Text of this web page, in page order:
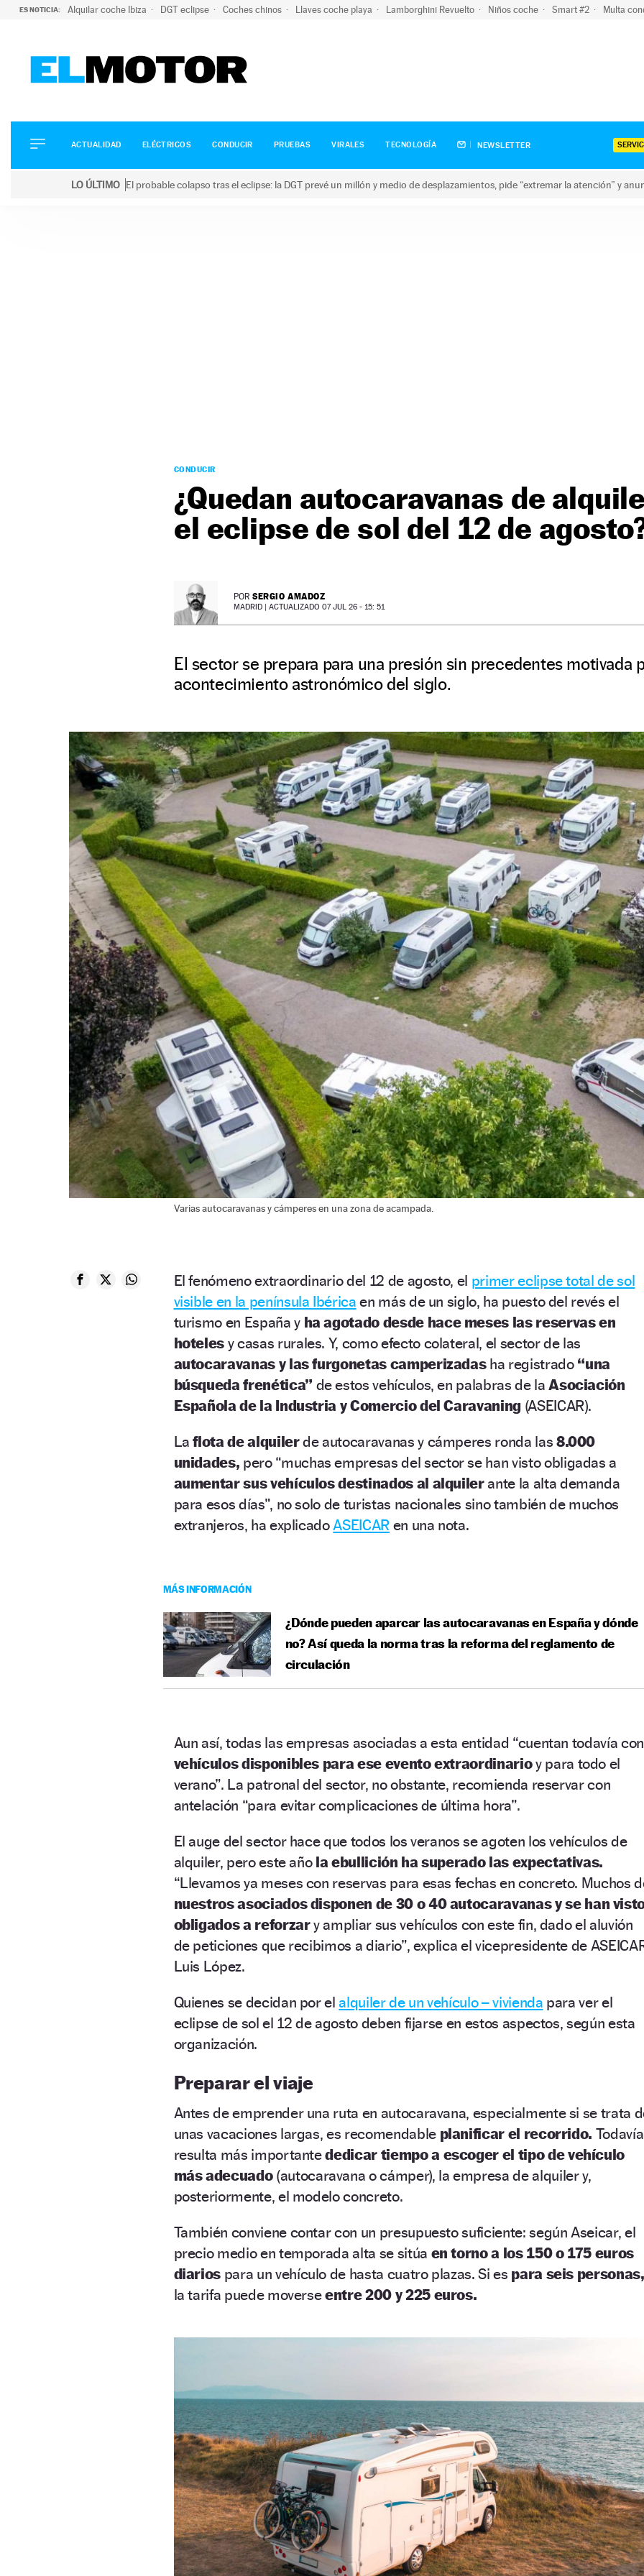
ES NOTICIA: Alquilar coche Ibiza DGT eclipse Coches chinos Llaves coche playa Lamborghini Revuelto Niños coche Smart #2 Multa
ELÉCTRICOS
CONDUCIR
ACTUALIDAD ELÉCTRICOS CONDUCIR PRUEBAS VIRALES TECNOLOGÍA NEWSLETTER
LO ÚLTIMO El probable colapso tras el eclipse: la DGT prevé un millón y medio de desplazamientos, pide “extremar la atención” y
CONDUCIR
¿Quedan autocaravanas de
el eclipse de sol del 12 de
POR SERGIO AMADOZ
MADRID | ACTUALIZADO 07 JUL 26 - 15: 51
El sector se prepara para una presión sin precedentes motivada
acontecimiento astronómico del siglo.
Varias autocaravanas y cámperes en una zona de acampada.
El fenómeno extraordinario del 12 de agosto, el primer eclipse total de sol
visible en la península Ibérica en más de un siglo, ha puesto del revés el
turismo en España yha agotado desde hace meses las reservas en
hoteles y casas rurales. Y, como efecto colateral, el sector de las
autocaravanas y las furgonetas camperizadasha registrado “una
búsqueda frenética” de estos vehículos, en palabras de laAsociación
Española de la Industria y Comercio del Caravaning (ASEICAR).
Laflota de alquilerde autocaravanas y cámperes ronda las 8.000
unidades, pero “muchas empresas del sector se han visto obligadas a
aumentar sus vehículos destinados al alquilerante la alta demanda
para esos días”, no solo de turistas nacionales sino también de muchos
extranjeros, ha explicado ASEICARen una nota.
MÁS INFORMACIÓN
¿Dónde pueden aparcar las autocaravanas en España y dónde
no? Así queda la norma tras la reforma del reglamento de
circulación
Aun así, todas las empresas asociadas a esta entidad “cuentan todavía con
vehículos disponibles para ese evento extraordinarioy para todo el
verano”. La patronal del sector, no obstante, recomienda reservar con
antelación “para evitar complicaciones de última hora”.
El auge del sector hace que todos los veranos se agoten los vehículos de
alquiler, pero este añola ebullición ha superado las expectativas.
“Llevamos ya meses con reservas para esas fechas en concreto. Muchos
nuestros asociados disponen de 30 o 40 autocaravanas y se han
obligados a reforzary ampliar sus vehículos con este fin, dado el aluvión
de peticiones que recibimos a diario”, explica el vicepresidente de
Luis López.
Quienes se decidan por elalquiler de un vehículo – vivienda para ver el
eclipse de sol el 12 de agosto deben fijarse en estos aspectos, según esta
organización.
Preparar el viaje
Antes de emprender una ruta en autocaravana, especialmente si se trata
unas vacaciones largas, es recomendable planificar el recorrido. Todavía
resulta más importantededicar tiempo a escoger el tipo de vehículo
más adecuado (autocaravana o cámper), la empresa de alquiler y,
posteriormente, el modelo concreto.
También conviene contar con un presupuesto suficiente: según Aseicar, el
precio medio en temporada alta se sitúa en torno a los 150 o 175 euros
diarios para un vehículo de hasta cuatro plazas. Si es para seis personas,
la tarifa puede moverseentre 200 y 225 euros.